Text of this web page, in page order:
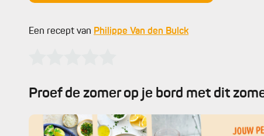
Een recept van Philippe Van den Bulck
Proef de zomer op je bord met dit